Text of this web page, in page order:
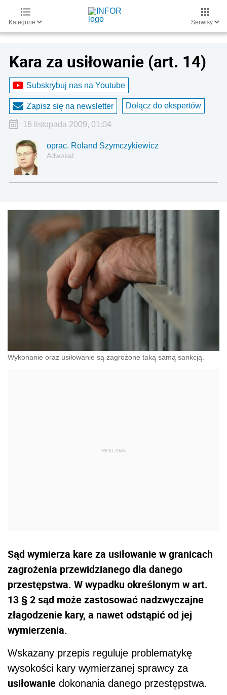
Kategorie Serwisy
Kara za usiłowanie (art. 14)
Subskrybuj nas na Youtube
Zapisz się na newsletter Dołącz do ekspertów
16 listopada 2009, 01:04
oprac. Roland Szymczykiewicz
Adwokat
Wykonanie oraz usiłowanie są zagrożone taką samą sankcją.
Sąd wymierza kare za usiłowanie w granicach
zagrożenia przewidzianego dla danego
przestępstwa. W wypadku określonym w art.
13 § 2 sąd może zastosować nadzwyczajne
złagodzenie kary, a nawet odstąpić od jej
wymierzenia.
Wskazany przepis reguluje problematykę
wysokości kary wymierzanej sprawcy za
usiłowanie dokonania danego przestępstwa.